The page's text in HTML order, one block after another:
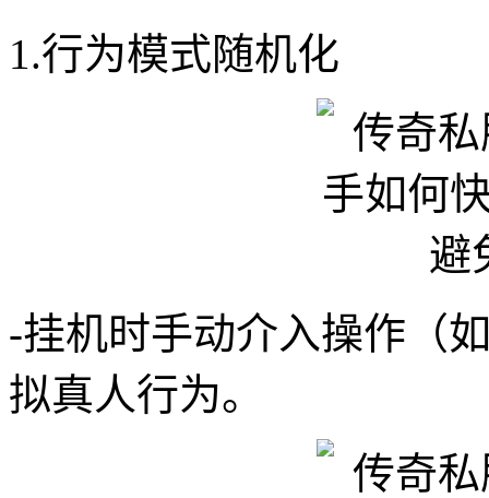
1.行为模式随机化
-挂机时手动介入操作（
拟真人行为。